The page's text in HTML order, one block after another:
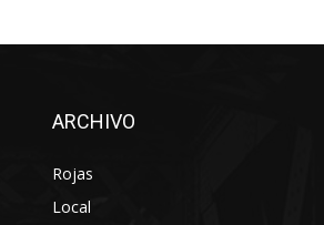
ARCHIVO
Rojas
Local